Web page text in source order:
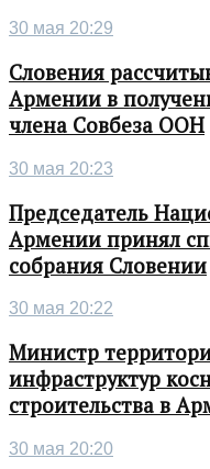
30 мая 20:29
Словения
Армении в
члена Совбеза ООН
30 мая 20:23
Председатель
Армении принял
собрания Словении
30 мая 20:22
Министр
инфраструктур
строительства в
30 мая 20:20